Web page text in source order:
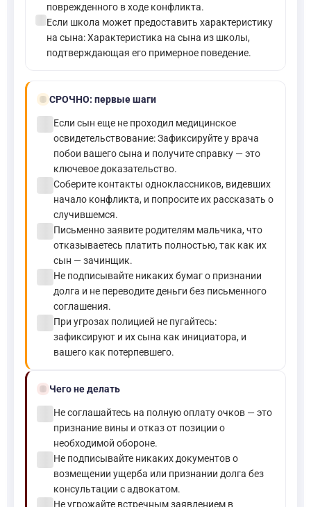
поврежденного в ходе конфликта.
check_circleЕсли школа может предоставить характеристику
на сына: Характеристика на сына из школы,
подтверждающая его примерное поведение.
boltСРОЧНО: первые шаги
Если сын еще не проходил медицинское
освидетельствование: Зафиксируйте у врача
побои вашего сына и получите справку — это
ключевое доказательство.
Соберите контакты одноклассников, видевших
начало конфликта, и попросите их рассказать о
случившемся.
Письменно заявите родителям мальчика, что
отказываетесь платить полностью, так как их
сын — зачинщик.
Не подписывайте никаких бумаг о признании
долга и не переводите деньги без письменного
соглашения.
При угрозах полицией не пугайтесь:
зафиксируют и их сына как инициатора, и
вашего как потерпевшего.
block Чего не делать
Не соглашайтесь на полную оплату очков — это
признание вины и отказ от позиции о
необходимой обороне.
Не подписывайте никаких документов о
возмещении ущерба или признании долга без
консультации с адвокатом.
Не угрожайте встречным заявлением в